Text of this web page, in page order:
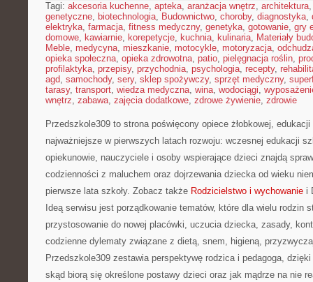
Tagi: akcesoria kuchenne, apteka, aranżacja wnętrz, architektura
genetyczne, biotechnologia, Budownictwo, choroby, diagnostyka,
elektryka, farmacja, fitness medyczny, genetyka, gotowanie, gry
domowe, kawiarnie, korepetycje, kuchnia, kulinaria, Materiały
Meble, medycyna, mieszkanie, motocykle, motoryzacja,
opieka społeczna, opieka zdrowotna, patio, pielęgnacja roślin,
profilaktyka, przepisy, przychodnia, psychologia, recepty,
agd, samochody, sery, sklep spożywczy, sprzęt medyczny,
tarasy, transport, wiedza medyczna, wina, wodociągi,
wnętrz, zabawa, zajęcia dodatkowe, zdrowe żywienie, zdrowie
Przedszkole309 to strona poświęcony opiece żłobkowej,
najważniejsze w pierwszych latach rozwoju: wczesnej edukacji
opiekunowie, nauczyciele i osoby wspierające dzieci znajdą
codzienności z maluchem oraz dojrzewania dziecka od wieku
pierwsze lata szkoły. Zobacz także Rodzicielstwo i wychowanie i
Ideą serwisu jest porządkowanie tematów, które dla wielu rodzin
przystosowanie do nowej placówki, uczucia dziecka, zasady,
codzienne dylematy związane z dietą, snem, higieną,
Przedszkole309 zestawia perspektywę rodzica i pedagoga,
skąd biorą się określone postawy dzieci oraz jak mądrze na nie